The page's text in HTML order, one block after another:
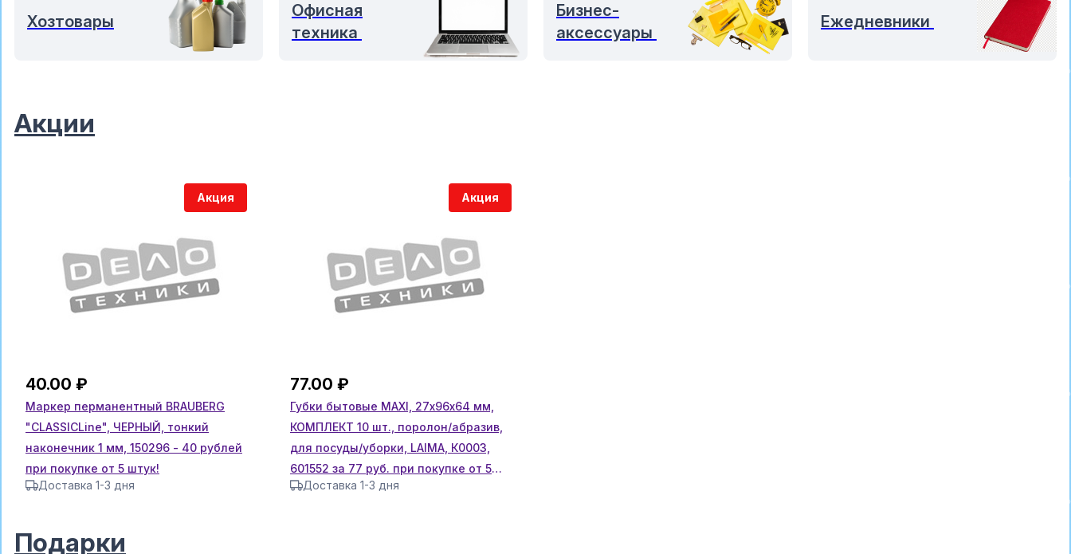
Хозтовары
Офисная
техника
Бизнес-
аксессуары
Ежедневники
Акции
Акция
40.00 ₽
Маркер перманентный BRAUBERG
"CLASSICLine", ЧЕРНЫЙ, тонкий
наконечник 1 мм, 150296 - 40 рублей
при покупке от 5 штук!
Доставка 1-3 дня
Акция
77.00 ₽
Губки бытовые MAXI, 27х96х64 мм,
КОМПЛЕКТ 10 шт., поролон/абразив,
для посуды/уборки, LAIMA, К0003,
601552 за 77 руб. при покупке от 5
шт.!Доставка 1-3 дня
Подарки